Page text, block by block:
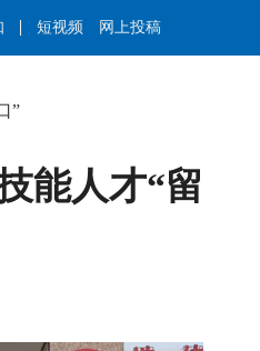
短视频 网上投稿
”
能人才“留